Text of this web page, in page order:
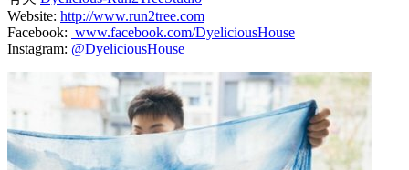
Website: http://www.run2tree.com
Facebook: www.facebook.com/DyeliciousHouse
Instagram: @DyeliciousHouse